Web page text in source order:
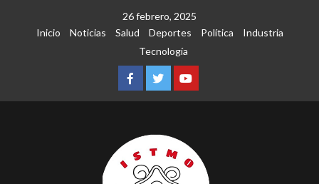
26 febrero, 2025
Inicio
Noticias Salud Deportes Política
Industria
Tecnología
Facebook
TwitterYoutube